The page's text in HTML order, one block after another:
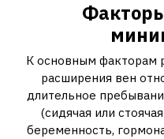
К основным факторам
расширения вен
длительное
(сидячая или
беременность,